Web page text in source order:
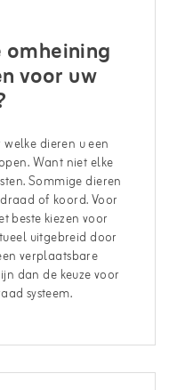
voor uw
dieren u een
Want niet elke
Sommige dieren
of koord. Voor
beste kiezen voor
uitgebreid door
verplaatsbare
dan de keuze voor
systeem.